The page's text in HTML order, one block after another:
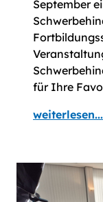
September
für Ihre
weiterlesen...